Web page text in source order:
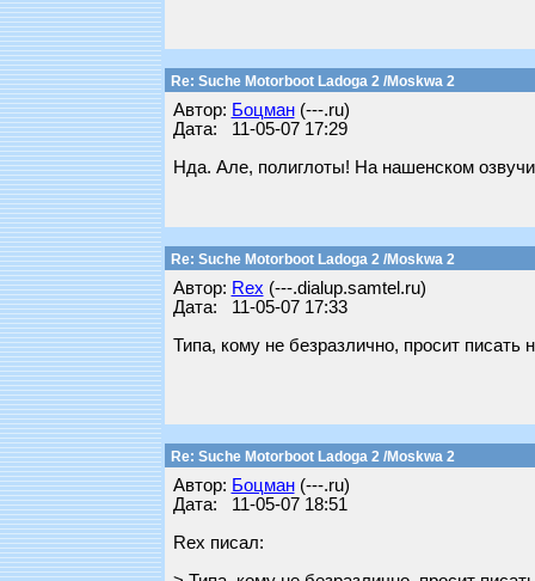
Re: Suche Motorboot Ladoga 2 /Moskwa 2
Автор: Бoцман(---.ru)
Дата: 11-05-07 17:29
Нда. Але, полиглоты! На нашенском
Re: Suche Motorboot Ladoga 2 /Moskwa 2
Автор: Rex (---.dialup.samtel.ru)
Дата: 11-05-07 17:33
Типа, кому не безразлично, просит
Re: Suche Motorboot Ladoga 2 /Moskwa 2
Автор: Бoцман(---.ru)
Дата: 11-05-07 18:51
Rex писал: